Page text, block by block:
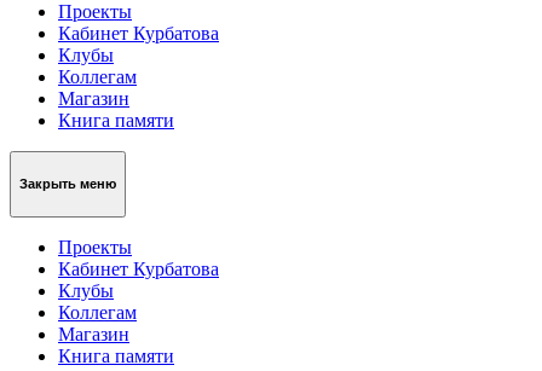
Проекты
Кабинет Курбатова
Клубы
Коллегам
Магазин
Книга памяти
Закрыть меню
Проекты
Кабинет Курбатова
Клубы
Коллегам
Магазин
Книга памяти